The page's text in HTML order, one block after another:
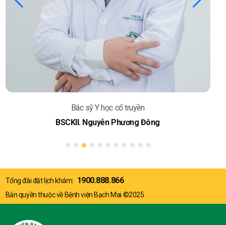
Bác sỹ Y học cổ truyền
BSCKII. Nguyễn Phương Đông
Tổng đài đặt lịch khám: 1900.888.866
Bản quyền thuộc về Bệnh viện Bạch Mai ©2025